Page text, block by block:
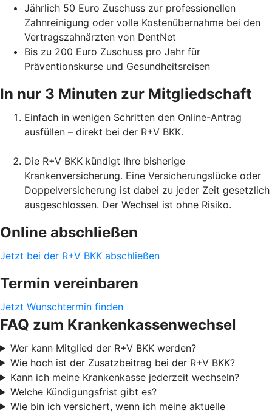
Jährlich 50 Euro Zuschuss zur professionellen
Zahnreinigung oder volle Kostenübernahme bei den
Vertragszahnärzten von DentNet
Bis zu 200 Euro Zuschuss pro Jahr für
Präventionskurse und Gesundheitsreisen
In nur 3 Minuten zur Mitgliedschaft
Einfach in wenigen Schritten den Online-Antrag
ausfüllen – direkt bei der R+V BKK.
Die R+V BKK kündigt Ihre bisherige
Krankenversicherung. Eine Versicherungslücke oder
Doppelversicherung ist dabei zu jeder Zeit gesetzlich
ausgeschlossen. Der Wechsel ist ohne Risiko.
Online abschließen
Jetzt bei der R+V BKK abschließen
Termin vereinbaren
Jetzt Wunschtermin finden
FAQ zum Krankenkassenwechsel
Wer kann Mitglied der R+V BKK werden?
Wie hoch ist der Zusatzbeitrag bei der R+V BKK?
Kann ich meine Krankenkasse jederzeit wechseln?
Welche Kündigungsfrist gibt es?
Wie bin ich versichert, wenn ich meine aktuelle